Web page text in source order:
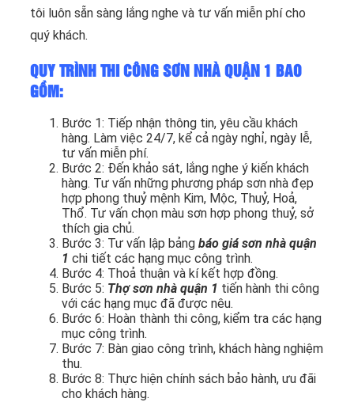
tôi luôn sẵn sàng lắng nghe và tư vấn miễn phí cho
quý khách.
QUY TRÌNH THI CÔNG SƠN NHÀ QUẬN 1 BAO
GỒM:
Bước 1: Tiếp nhận thông tin, yêu cầu khách
hàng. Làm việc 24/7, kể cả ngày nghỉ, ngày lễ,
tư vấn miễn phí.
Bước 2: Đến khảo sát, lắng nghe ý kiến khách
hàng. Tư vấn những phương pháp sơn nhà đẹp
hợp phong thuỷ mệnh Kim, Mộc, Thuỷ, Hoả,
Thổ. Tư vấn chọn màu sơn hợp phong thuỷ, sở
thích gia chủ.
Bước 3: Tư vấn lập bảng báo giá sơn nhà quận
1 chi tiết các hạng mục công trình.
Bước 4: Thoả thuận và kí kết hợp đồng.
Bước 5: Thợ sơn nhà quận 1 tiến hành thi công
với các hạng mục đã được nêu.
Bước 6: Hoàn thành thi công, kiểm tra các hạng
mục công trình.
Bước 7: Bàn giao công trình, khách hàng nghiệm
thu.
Bước 8: Thực hiện chính sách bảo hành, ưu đãi
cho khách hàng.